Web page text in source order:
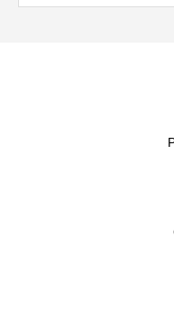
力を最大限に引き出す